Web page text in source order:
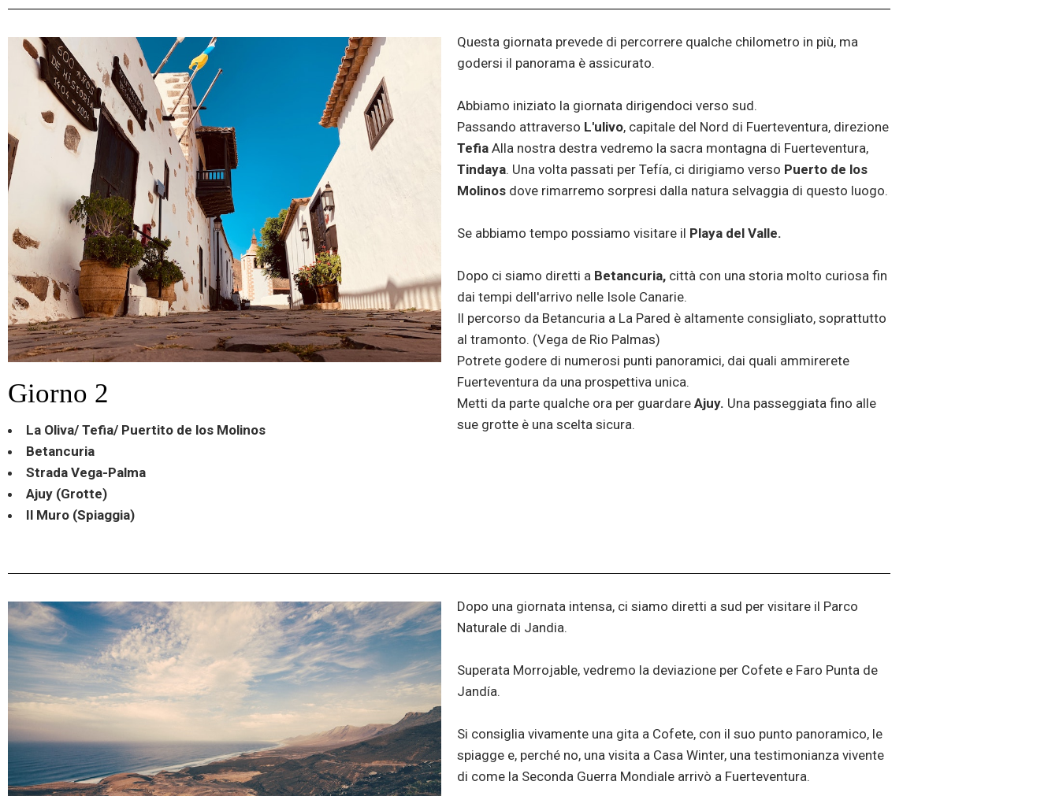
Giorno 2
La Oliva/ Tefia/ Puertito de los Molinos
Betancuria
Strada Vega-Palma
Ajuy (Grotte)
Il Muro (Spiaggia)
Questa giornata prevede di percorrere qualche chilometro in più, ma
godersi il panorama è assicurato.
Abbiamo iniziato la giornata dirigendoci verso sud.
Passando attraverso L'ulivo, capitale del Nord di Fuerteventura, direzione
Tefia Alla nostra destra vedremo la sacra montagna di Fuerteventura,
Tindaya. Una volta passati per Tefía, ci dirigiamo verso Puerto de los
Molinos dove rimarremo sorpresi dalla natura selvaggia di questo luogo.
Se abbiamo tempo possiamo visitare il Playa del Valle.
Dopo ci siamo diretti a Betancuria, città con una storia molto curiosa fin
dai tempi dell'arrivo nelle Isole Canarie.
Il percorso da Betancuria a La Pared è altamente consigliato, soprattutto
al tramonto. (Vega de Rio Palmas)
Potrete godere di numerosi punti panoramici, dai quali ammirerete
Fuerteventura da una prospettiva unica.
Metti da parte qualche ora per guardare Ajuy. Una passeggiata fino alle
sue grotte è una scelta sicura.
Dopo una giornata intensa, ci siamo diretti a sud per visitare il Parco
Naturale di Jandia.
Superata Morrojable, vedremo la deviazione per Cofete e Faro Punta de
Jandía.
Si consiglia vivamente una gita a Cofete, con il suo punto panoramico, le
spiagge e, perché no, una visita a Casa Winter, una testimonianza vivente
di come la Seconda Guerra Mondiale arrivò a Fuerteventura.